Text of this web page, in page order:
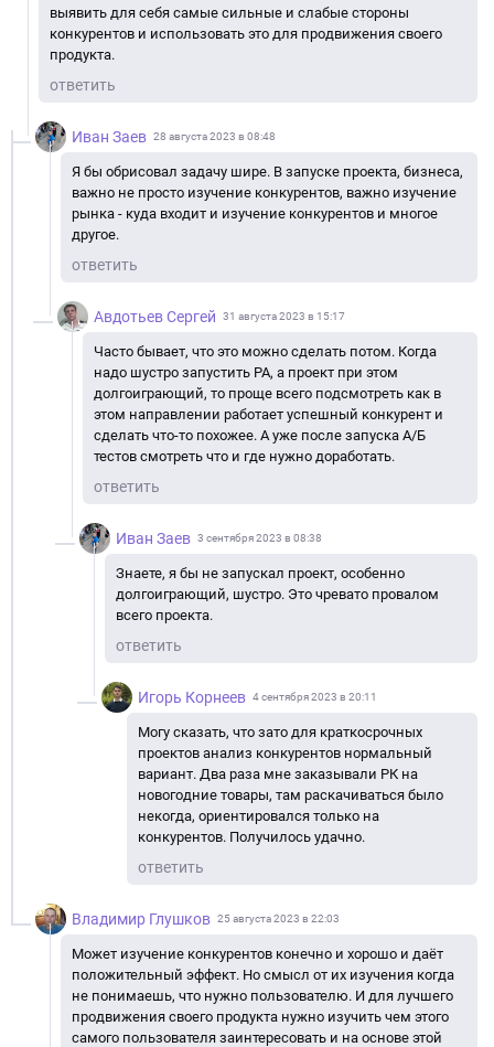
выявить для себя самые сильные и слабые стороны
конкурентов и использовать это для продвижения своего
продукта.
ответить
Иван Заев 28 августа 2023 в 08:48
Я бы обрисовал задачу шире. В запуске проекта, бизнеса,
важно не просто изучение конкурентов, важно изучение
рынка - куда входит и изучение конкурентов и многое
другое.
ответить
Авдотьев Сергей 31 августа 2023 в 15:17
Часто бывает, что это можно сделать потом. Когда
надо шустро запустить РА, а проект при этом
долгоиграющий, то проще всего подсмотреть как в
этом направлении работает успешный конкурент и
сделать что-то похожее. А уже после запуска А/Б
тестов смотреть что и где нужно доработать.
ответить
Иван Заев 3 сентября 2023 в 08:38
Знаете, я бы не запускал проект, особенно
долгоиграющий, шустро. Это чревато провалом
всего проекта.
ответить
Игорь Корнеев 4 сентября 2023 в 20:11
Могу сказать, что зато для краткосрочных
проектов анализ конкурентов нормальный
вариант. Два раза мне заказывали РК на
новогодние товары, там раскачиваться было
некогда, ориентировался только на
конкурентов. Получилось удачно.
ответить
Владимир Глушков 25 августа 2023 в 22:03
Может изучение конкурентов конечно и хорошо и даёт
положительный эффект. Но смысл от их изучения когда
не понимаешь, что нужно пользователю. И для лучшего
продвижения своего продукта нужно изучить чем этого
самого пользователя заинтересовать и на основе этой